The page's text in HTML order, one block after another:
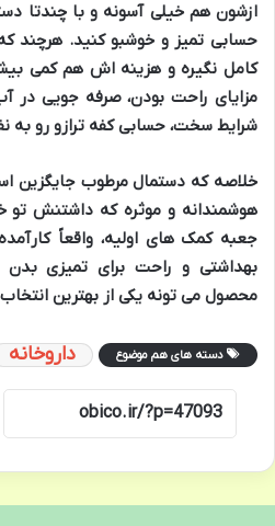
ازشون هم خیلی آسونه و با چندتا
حسابی تمیز و خوشبو کنید. هرچند
کامل نگیره و هزینه اش هم کمی
مزایای راحت بودن، صرفه جویی در
شرایط سخت، حسابی کفه ترازو رو به
خلاصه که دستمال مرطوب جایگزین
هوشمندانه و موثره که داشتنش تو
جعبه کمک های اولیه، واقعاً
بهداشتی و راحت برای تمیزی
محصول می تونه یکی از بهترین
دسته های هم موضوع داروخانه